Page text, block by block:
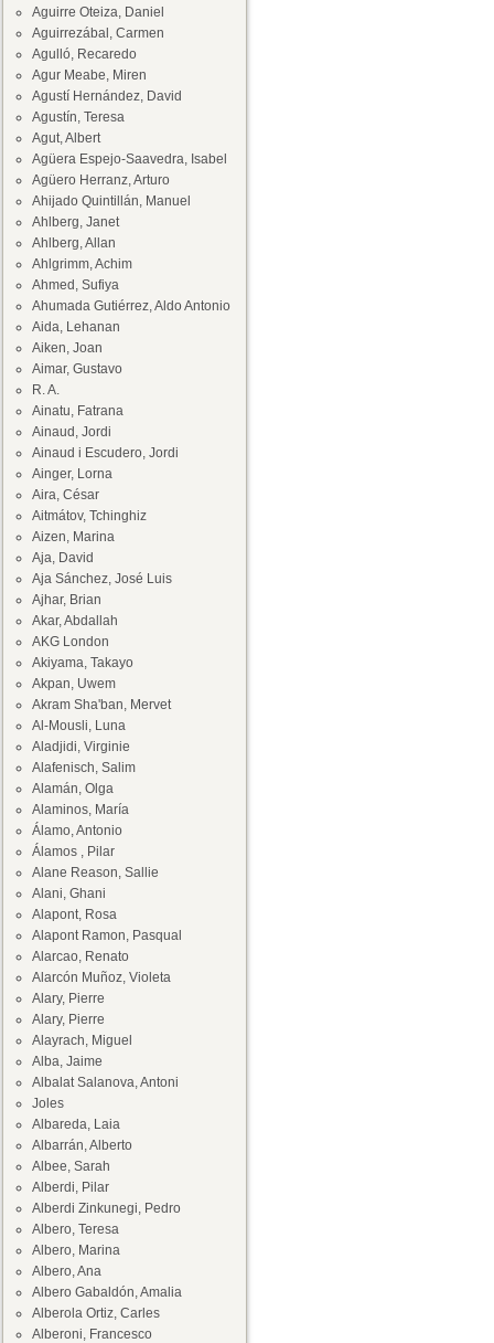
Aguirre Oteiza, Daniel
Aguirrezábal, Carmen
Agulló, Recaredo
Agur Meabe, Miren
Agustí Hernández, David
Agustín, Teresa
Agut, Albert
Agüera Espejo-Saavedra, Isabel
Agüero Herranz, Arturo
Ahijado Quintillán, Manuel
Ahlberg, Janet
Ahlberg, Allan
Ahlgrimm, Achim
Ahmed, Sufiya
Ahumada Gutiérrez, Aldo Antonio
Aida, Lehanan
Aiken, Joan
Aimar, Gustavo
R. A.
Ainatu, Fatrana
Ainaud, Jordi
Ainaud i Escudero, Jordi
Ainger, Lorna
Aira, César
Aitmátov, Tchinghiz
Aizen, Marina
Aja, David
Aja Sánchez, José Luis
Ajhar, Brian
Akar, Abdallah
AKG London
Akiyama, Takayo
Akpan, Uwem
Akram Sha'ban, Mervet
Al-Mousli, Luna
Aladjidi, Virginie
Alafenisch, Salim
Alamán, Olga
Alaminos, María
Álamo, Antonio
Álamos , Pilar
Alane Reason, Sallie
Alani, Ghani
Alapont, Rosa
Alapont Ramon, Pasqual
Alarcao, Renato
Alarcón Muñoz, Violeta
Alary, Pierre
Alary, Pierre
Alayrach, Miguel
Alba, Jaime
Albalat Salanova, Antoni
Joles
Albareda, Laia
Albarrán, Alberto
Albee, Sarah
Alberdi, Pilar
Alberdi Zinkunegi, Pedro
Albero, Teresa
Albero, Marina
Albero, Ana
Albero Gabaldón, Amalia
Alberola Ortiz, Carles
Alberoni, Francesco